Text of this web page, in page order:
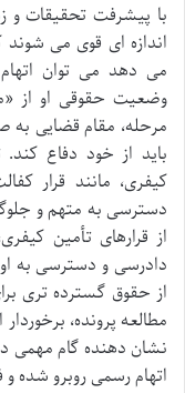
با پیشرفت تحقیقات و
اندازه ای قوی می
می دهد می توان
وضعیت حقوقی او از
مرحله، مقام قضایی به
باید از خود دفاع کند.
کیفری، مانند قرار
دسترسی به متهم و
از قرارهای تأمین
دادرسی و دسترسی به
از حقوق گسترده تری
مطالعه پرونده،
نشان دهنده گام مهمی
اتهام رسمی روبرو شده و